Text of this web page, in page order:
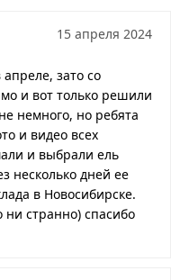
15 апреля 2024
зато со
и вот только решили
немного, но ребята
и видео всех
и выбрали ель
несколько дней ее
в Новосибирске.
странно) спасибо